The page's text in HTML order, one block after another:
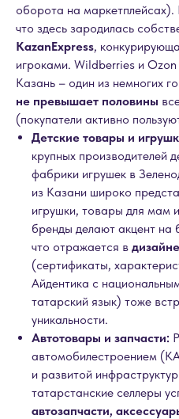
оборота на маркетплейсах).
что здесь зародилась
KazanExpress,
игроками. Wildberries и
Казань – один из немногих
не превышает половины
(покупатели активно
Детские товары и
крупных производителей
фабрики игрушек в
из Казани широко
игрушки, товары для мам
бренды делают акцент на
что отражается в
(сертификаты,
Айдентика с
татарский язык) тоже
уникальности.
Автотовары и запчасти:
автомобилестроением
и развитой
татарстанские селлеры
автозапчасти,